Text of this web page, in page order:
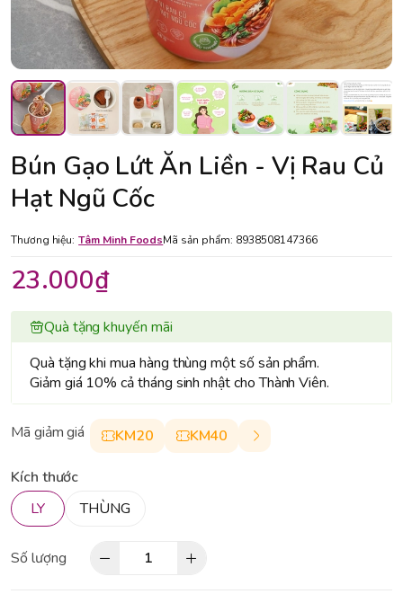
Bún Gạo Lứt Ăn Liền - Vị Rau Củ
Hạt Ngũ Cốc
Thương hiệu: Tâm Minh FoodsMã sản phẩm: 8938508147366
23.000₫
Quà tặng khuyến mãi
Quà tặng khi mua hàng thùng một số sản phẩm.
Giảm giá 10% cả tháng sinh nhật cho Thành Viên.
Mã giảm giá KM20 KM40
Kích thước
LY
THÙNG
Số lượng